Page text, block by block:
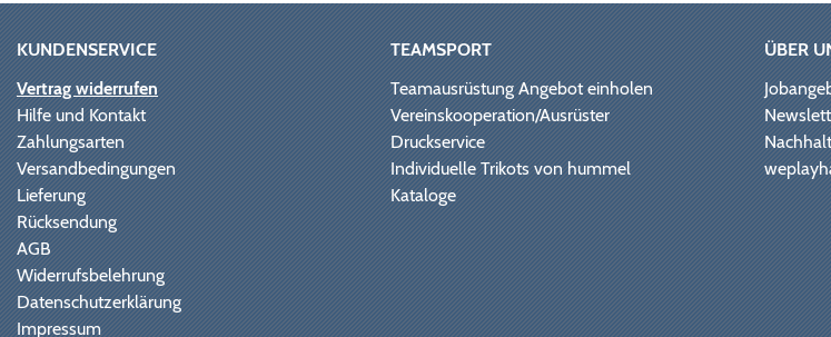
KUNDENSERVICE
Vertrag widerrufen
Hilfe und Kontakt
Zahlungsarten
Versandbedingungen
Lieferung
Rücksendung
AGB
Widerrufsbelehrung
Datenschutzerklärung
Impressum
TEAMSPORT
Teamausrüstung Angebot einholen
Vereinskooperation/Ausrüster
Druckservice
Individuelle Trikots von hummel
Kataloge
ÜBER